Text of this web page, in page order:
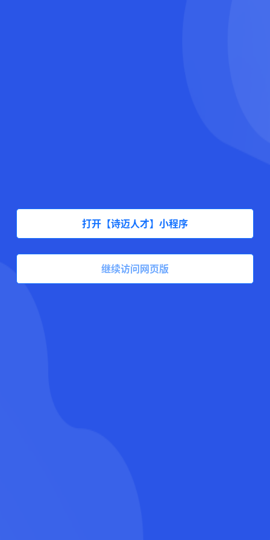
打开【诗迈人才】小程序
继续访问网页版